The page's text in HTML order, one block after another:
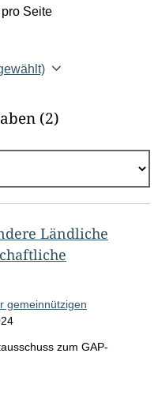
Seite
(2)
Ländliche
gemeinnützigen
zum GAP-